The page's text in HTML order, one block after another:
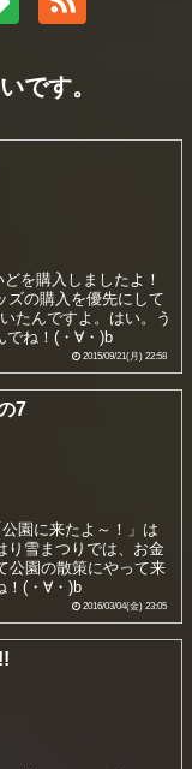
です。
を購入しましたよ！
ズの購入を優先にして
たんですよ。はい。う
でね！(・∀・)b
2015/09/21(月) 22:58
7
園に来たよ～！」は
り雪まつりでは、お金
公園の散策にやって来
！(・∀・)b
2016/03/04(金) 23:05